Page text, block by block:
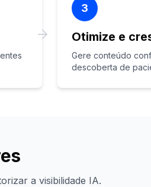
3
Otimize e
Gere conteúdo
descoberta de
a visibilidade IA.